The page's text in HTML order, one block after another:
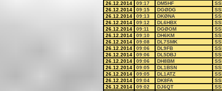
26.12.2014
09:17 DM5HF
26.12.2014
09:15 DGØDG
26.12.2014
09:13 DKØNA
26.12.2014
09:12 DL6HBX
26.12.2014
09:11 DGØOM
26.12.2014
09:10 DH6KM
26.12.2014
09:08 DL7SMK
26.12.2014
09:06 DL9FB
26.12.2014
09:06 DL5DBJ
26.12.2014
09:06 DH8BM
26.12.2014
09:05 DL1BSN
26.12.2014
09:05 DL1ATZ
26.12.2014
09:04 DK8FA
26.12.2014
09:02 DJ6QT